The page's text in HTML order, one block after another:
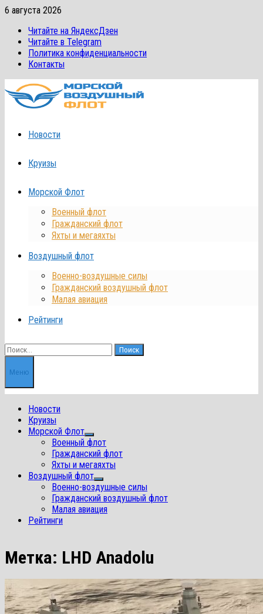
Перейти
содержимому
6 августа 2026
Читайте на ЯндексДзен
Читайте в Telegram
Политика конфиденциальности
Контакты
Новости
Круизы
Морской Флот
Военный флот
Гражданский флот
Яхты и мегаяхты
Воздушный флот
Военно-воздушные силы
Гражданский воздушный флот
Малая авиация
Рейтинги
Найти:
Меню
Новости
Круизы
Морской Флот
Показать
подменю
Военный флот
Гражданский флот
Яхты и мегаяхты
Воздушный флот
Показать
подменю
Военно-воздушные силы
Гражданский воздушный флот
Малая авиация
Рейтинги
Метка: LHD Anadolu